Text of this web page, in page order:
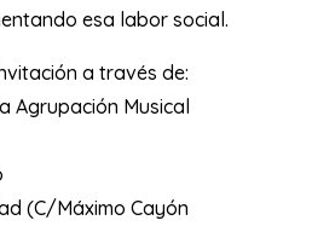
esa labor social.
a través de:
Agrupación Musical
(C/Máximo Cayón